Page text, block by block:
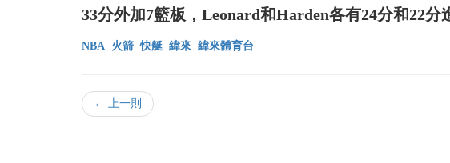
33分外加7籃板，Leonard和Harden各有24分和22分
NBA 火箭 快艇 緯來 緯來體育台
← 上一則